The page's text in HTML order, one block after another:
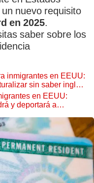
nuevo requisito
en 2025.
saber sobre los
inmigrantes en EEUU:
sin saber inglés
en EEUU:
y deportará a